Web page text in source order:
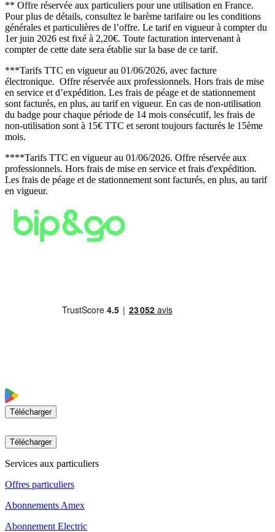
** Offre réservée aux particuliers pour une utilisation en France.
Pour plus de détails, consultez le barème tarifaire ou les conditions
générales et particulières de l’offre. Le tarif en vigueur à compter du
1er juin 2026 est fixé à 2,20€. Toute facturation intervenant à
compter de cette date sera établie sur la base de ce tarif.
***Tarifs TTC en vigueur au 01/06/2026, avec facture
électronique. Offre réservée aux professionnels. Hors frais de mise
en service et d’expédition. Les frais de péage et de stationnement
sont facturés, en plus, au tarif en vigueur. En cas de non-utilisation
du badge pour chaque période de 14 mois consécutif, les frais de
non-utilisation sont à 15€ TTC et seront toujours facturés le 15ème
mois.
****Tarifs TTC en vigueur au 01/06/2026. Offre réservée aux
professionnels. Hors frais de mise en service et frais d'expédition.
Les frais de péage et de stationnement sont facturés, en plus, au tarif
en vigueur.
Télécharger
Télécharger
Services aux particuliers
Offres particuliers
Abonnements Amex
Abonnement Electric